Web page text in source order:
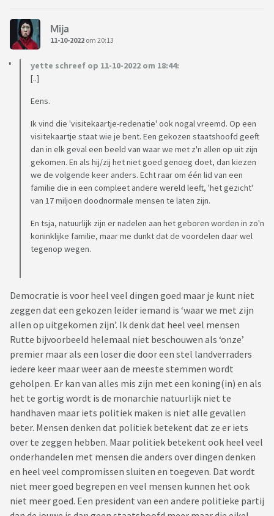
Mija
11-10-2022 om 20:13
yette schreef op 11-10-2022 om 18:44:
[..]
Eens.
Ik vind die 'visitekaartje-redenatie' ook nogal vreemd. Op een
visitekaartje staat wie je bent. Een gekozen staatshoofd geeft
dan in elk geval een beeld van waar we met z'n allen op uit zijn
gekomen. En als hij/zij het niet goed genoeg doet, dan kiezen
we de volgende keer anders. Echt raar om één lid van een
familie die in een compleet andere wereld leeft, 'het gezicht'
van 17 miljoen doodnormale mensen te laten zijn.
En tsja, natuurlijk zijn er nadelen aan het geboren worden in zo'n
koninklijke familie, maar me dunkt dat de voordelen daar wel
tegenop wegen.
Democratie is voor heel veel dingen goed maar je kunt niet
zeggen dat een gekozen leider iemand is ‘waar we met zijn
allen op uitgekomen zijn’. Ik denk dat heel veel mensen
Rutte bijvoorbeeld helemaal niet beschouwen als ‘onze’
premier maar als een loser die door een stel landverraders
iedere keer maar weer aan de meeste stemmen wordt
geholpen. Er kan van alles mis zijn met een koning(in) en als
het te gortig wordt is de monarchie natuurlijk niet te
handhaven maar iets politiek maken is niet alle gevallen
beter. Mensen denken dat politiek betekent dat ze er iets
over te zeggen hebben. Maar politiek betekent ook heel veel
onderhandelen met mensen die anders over dingen denken
en heel veel compromissen sluiten en toegeven. Dat wordt
niet meer goed begrepen en veel mensen kunnen het ook
niet meer goed. Een president van een andere politieke partij